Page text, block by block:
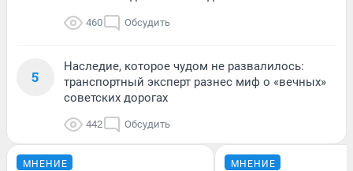
460 Обсудить
5
Наследие, которое чудом не развалилось:
транспортный эксперт разнес миф о «вечных»
советских дорогах
442 Обсудить
МНЕНИЕ МНЕНИЕ